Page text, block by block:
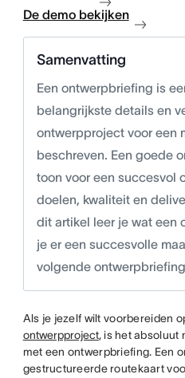
De demo bekijken
Samenvatting
Een ontwerpbriefing is
belangrijkste details en
ontwerpproject voor een
beschreven. Een goede
toon voor een succesvol
doelen, kwaliteit en
dit artikel leer je wat een
je er een succesvolle
volgende
Als je jezelf wilt voorbereiden
ontwerpproject, is het absoluut
met een ontwerpbriefing. Een
gestructureerde routekaart